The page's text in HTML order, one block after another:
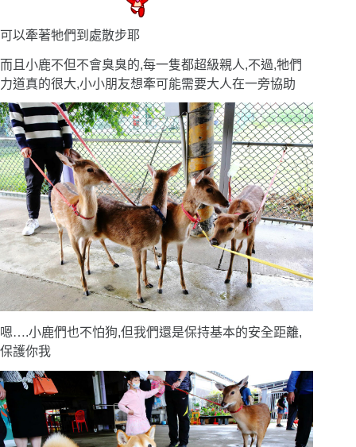
可以牽著牠們到處散步耶
而且小鹿不但不會臭臭的,每一隻都超級親人,不過,牠們
力道真的很大,小小朋友想牽可能需要大人在一旁協助
嗯….小鹿們也不怕狗,但我們還是保持基本的安全距離,
保護你我